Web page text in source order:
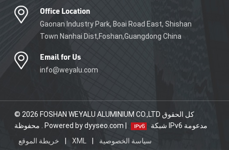
Office Location
Gaonan Industry Park, Boai Road East, Shishan
Town Nanhai Dist,Foshan,Guangdong China
Email for Us
info@weyalu.com
© 2026 FOSHAN WEYALU ALUMINIUM CO.,LTD كل الحقوق
محفوظة . Powered by dyyseo.com |
شبكة IPv6 مدعومة
XML سياسة الخصوصية